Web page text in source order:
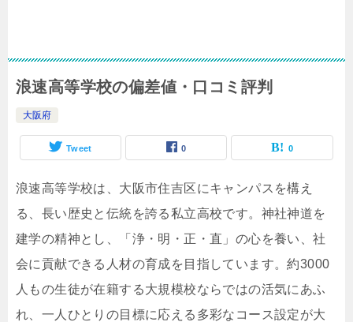
浪速高等学校の偏差値・口コミ評判
大阪府
Tweet 0 0
浪速高等学校は、大阪市住吉区にキャンパスを構え
る、長い歴史と伝統を誇る私立高校です。神社神道を
建学の精神とし、「浄・明・正・直」の心を養い、社
会に貢献できる人材の育成を目指しています。約3000
人もの生徒が在籍する大規模校ならではの活気にあふ
れ、一人ひとりの目標に応える多彩なコース設定が大